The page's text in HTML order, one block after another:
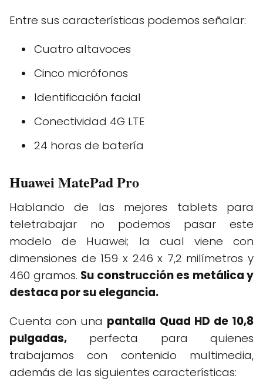
Entre sus características podemos señalar:
Cuatro altavoces
Cinco micrófonos
Identificación facial
Conectividad 4G LTE
24 horas de batería
Huawei MatePad Pro
Hablando de las mejores tablets para
teletrabajar no podemos pasar este
modelo de Huawei; la cual viene con
dimensiones de 159 x 246 x 7,2 milímetros y
460 gramos. Su construcción es metálica y
destaca por su elegancia.
Cuenta con una pantalla Quad HD de 10,8
pulgadas, perfecta para quienes
trabajamos con contenido multimedia,
además de las siguientes características: